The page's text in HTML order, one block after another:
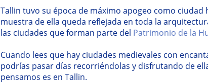
Tallin tuvo su época de máximo apogeo como ciudad
muestra de ella queda reflejada en toda la
las ciudades que forman parte del Patrimonio de la
Cuando lees que hay ciudades medievales con
podrías pasar días recorriéndolas y disfrutando de
pensamos es en Tallin.